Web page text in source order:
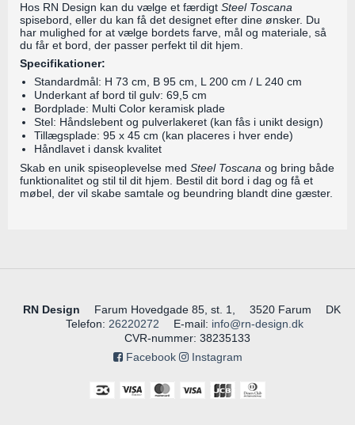
Hos RN Design kan du vælge et færdigt Steel Toscana
spisebord, eller du kan få det designet efter dine ønsker. Du
har mulighed for at vælge bordets farve, mål og materiale, så
du får et bord, der passer perfekt til dit hjem.
Specifikationer:
Standardmål: H 73 cm, B 95 cm, L 200 cm / L 240 cm
Underkant af bord til gulv: 69,5 cm
Bordplade: Multi Color keramisk plade
Stel: Håndslebent og pulverlakeret (kan fås i unikt design)
Tillægsplade: 95 x 45 cm (kan placeres i hver ende)
Håndlavet i dansk kvalitet
Skab en unik spiseoplevelse med Steel Toscana og bring både
funktionalitet og stil til dit hjem. Bestil dit bord i dag og få et
møbel, der vil skabe samtale og beundring blandt dine gæster.
RN Design Farum Hovedgade 85, st. 1, 3520 Farum
DK
Telefon: 26220272 E-mail: info@rn-design.dk
CVR-nummer: 38235133
Facebook
Instagram